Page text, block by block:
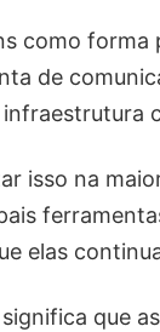
como
de
isso na
elas
que